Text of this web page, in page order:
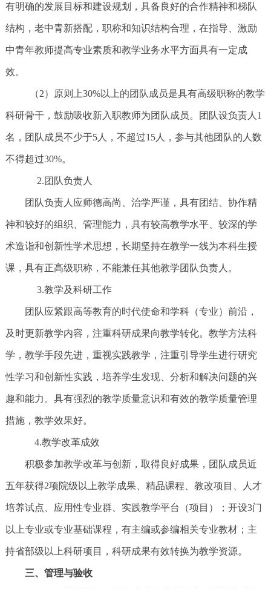
有明确的发展目标和建设规划，具备良好的合作精神和梯队
结构，老中青新搭配，职称和知识结构合理，在指导、激励
中青年教师提高专业素质和教学业务水平方面具有一定成
效。
（2）原则上30%以上的团队成员是具有高级职称的教学
科研骨干，鼓励吸收新入职教师为团队成员。团队设负责人1
名，团队成员不少于5人，不超过15人，参与其他团队的人数
不得超过30%。
2.团队负责人
团队负责人应师德高尚、治学严谨，具有团结、协作精
神和较好的组织、管理能力，具有较高教学水平、较深的学
术造诣和创新性学术思想，长期坚持在教学一线为本科生授
课，具有正高级职称，不能兼任其他教学团队负责人。
3.教学及科研工作
团队应紧跟高等教育的时代使命和学科（专业）前沿，
及时更新教学内容，注重科研成果向教学转化。教学方法科
学，教学手段先进，重视实践教学，注重引导学生进行研究
性学习和创新性实践，培养学生发现、分析和解决问题的兴
趣和能力。具有强烈的教学质量意识和有效的教学质量管理
措施，教学效果好。
4.教学改革成效
积极参加教学改革与创新，取得良好成果，团队成员近
五年获得2项院级以上教学成果、精品课程、教改项目、人才
培养试点、应用性专业群、实践教学平台（项目）；开设3门
以上专业或专业基础课程，有主编或参编相关专业教材；主
持省部级以上科研项目，科研成果有效转换为教学资源。
三、管理与验收